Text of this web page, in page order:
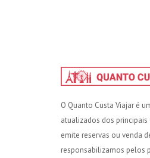
O Quanto Custa Viajar é
atualizados dos
emite reservas ou venda
responsabilizamos pelos